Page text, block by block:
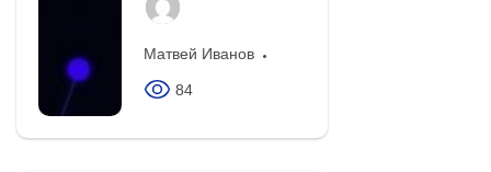
Матвей Иванов
84